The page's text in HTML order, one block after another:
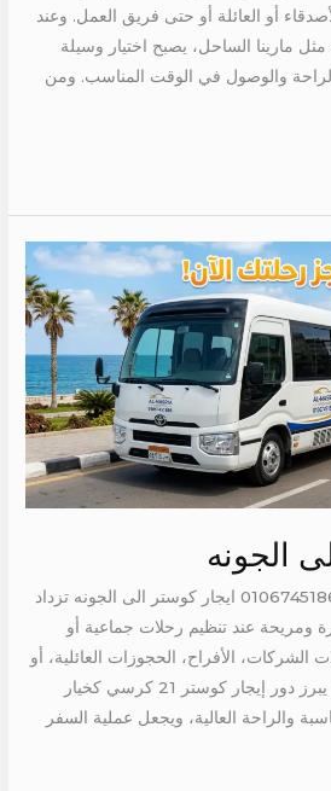
أو العائلة أو حتى فريق العمل. وعند
مارينا الساحل، يصبح اختيار وسيلة
والوصول في الوقت المناسب. ومن
الجونه
ايجار كوستر الى الجونه 01067451866 ايجار كوستر الى الجونه تزداد
ومريحة عند تنظيم رحلات جماعية أو
الأفراح، الحجوزات العائلية، أو
حتى التنقل بين المدن. وهنا يبرز دور إيجار كوستر 21 كرسي كخيار
والراحة العالية، ويجعل عملية السفر